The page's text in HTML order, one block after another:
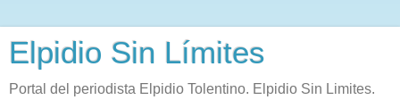
Elpidio Sin Límites
Portal del periodista Elpidio Tolentino. Elpidio Sin Limites.